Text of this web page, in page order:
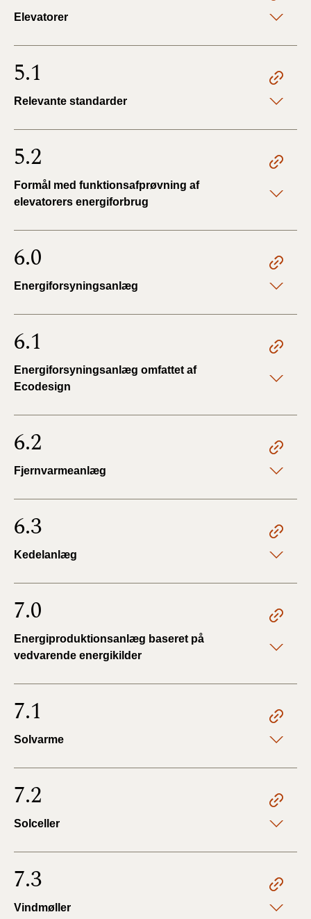
Elevatorer
5.1
Relevante standarder
5.2
Formål med funktionsafprøvning af
elevatorers energiforbrug
6.0
Energiforsyningsanlæg
6.1
Energiforsyningsanlæg omfattet af
Ecodesign
6.2
Fjernvarmeanlæg
6.3
Kedelanlæg
7.0
Energiproduktionsanlæg baseret på
vedvarende energikilder
7.1
Solvarme
7.2
Solceller
7.3
Vindmøller